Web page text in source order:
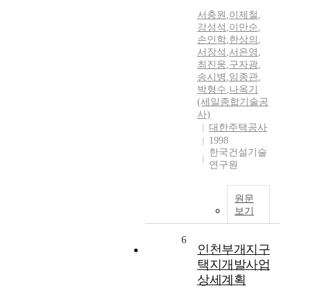
서충원 ,이제철 ,
강성석 ,이만순,
손인학,한상의 ,
서장석 ,서은영 ,
최진웅,구자광,
송시병 ,임종관,
박형수,나옥기
(세일종합기술공
사)
대한주택공사
1998
한국건설기술
연구원
원문
보기
6
인천부개지구
택지개발사업
상세계획